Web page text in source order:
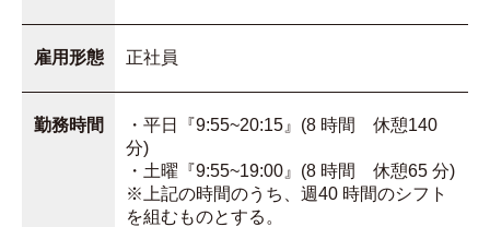
雇用形態 正社員
勤務時間
・平日『9:55~20:15』(8 時間 休憩140
分)
・土曜『9:55~19:00』(8 時間 休憩65 分)
※上記の時間のうち、週40 時間のシフト
を組むものとする。